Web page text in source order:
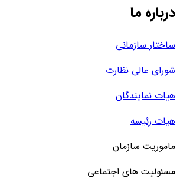
درباره ما
ساختار سازمانی
شورای عالی نظارت
هیات نمایندگان
هیات رئیسه
ماموریت سازمان
مسئولیت های اجتماعی